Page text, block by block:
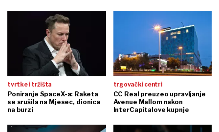
tvrtke i tržišta
Poniranje SpaceX-a: Raketa
se srušila na Mjesec, dionica
na burzi
trgovački centri
CC Real preuzeo upravljanje
Avenue Mallom nakon
InterCapitalove kupnje